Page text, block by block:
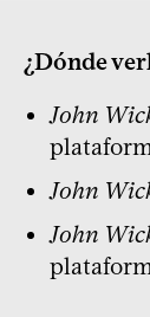
¿Dónde
John
John
John